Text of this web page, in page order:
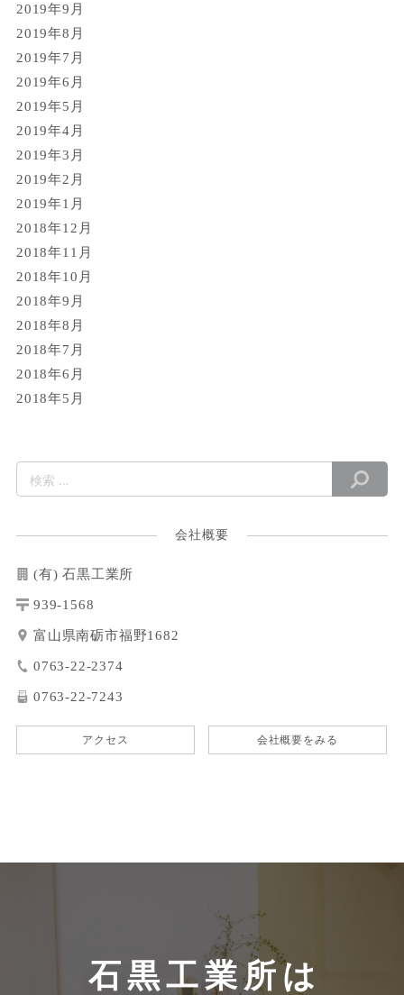
2019年9月
2019年8月
2019年7月
2019年6月
2019年5月
2019年4月
2019年3月
2019年2月
2019年1月
2018年12月
2018年11月
2018年10月
2018年9月
2018年8月
2018年7月
2018年6月
2018年5月
会社概要
(有) 石黒工業所
939-1568
富山県南砺市福野1682
0763-22-2374
0763-22-7243
アクセス 会社概要をみる
石黒工業所は